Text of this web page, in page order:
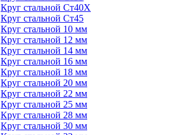
Круг стальной Ст40Х
Круг стальной Ст45
Круг стальной 10 мм
Круг стальной 12 мм
Круг стальной 14 мм
Круг стальной 16 мм
Круг стальной 18 мм
Круг стальной 20 мм
Круг стальной 22 мм
Круг стальной 25 мм
Круг стальной 28 мм
Круг стальной 30 мм